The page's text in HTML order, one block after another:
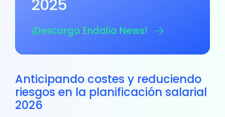
2025
¡Descarga Endalia News!
Anticipando costes y reduciendo
riesgos en la planificación salarial
2026